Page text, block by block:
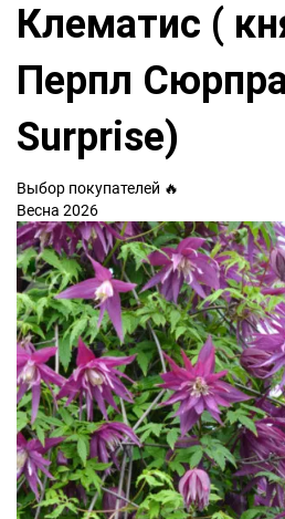
Клематис (
Перпл
Surprise)
Выбор покупателей 🔥
Весна 2026